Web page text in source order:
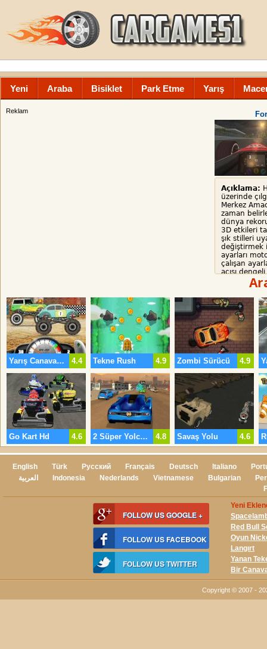
Yeni Araba Bisiklet Park Etme Yarış
Reklam
Açıklama:
üzerinde
Merkez
zaman
dünya
3D etkileri
şık stilleri
değiştirmek
ayarları
çalışan
açısı
4.4
Yarış Canavar Kamyon 4.9
Tekne Rush 4.9
Zombi Sürücü
4.6
Go Kart Hd 4.8
2 Süper Yolculuk 4.6
Savaş Yolu
English Türk Русский Français Deutsch Italiano
العربية
Indonesia Nederlands Vietnamese Bulgarian
FOLLOW US GOOGLE +
FOLLOW US FACEBOOK
FOLLOW US TWITTER
Yeni
Red Bull
Oyun
Langırt
Yanan
Bir
Copyright © 2007 -